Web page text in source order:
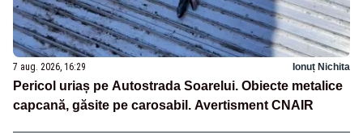
7 aug. 2026, 16:29 Ionuț Nichita
Pericol uriaș pe Autostrada Soarelui. Obiecte metalice
capcană, găsite pe carosabil. Avertisment CNAIR